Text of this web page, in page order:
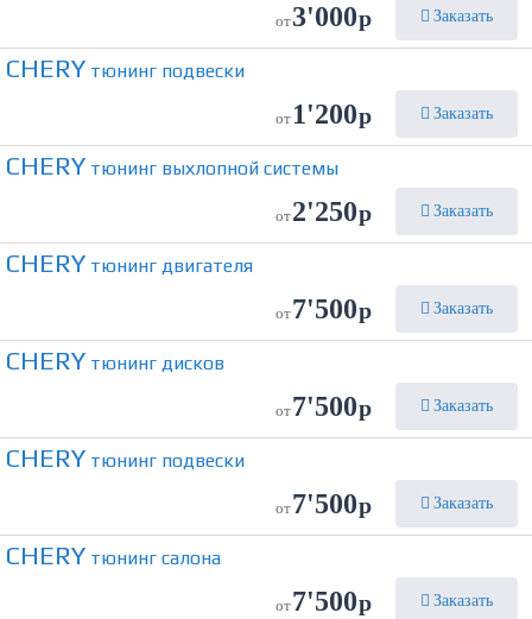
от3'000р Заказать
CHERY тюнинг подвески
от 1'200р Заказать
CHERY тюнинг выхлопной системы
от2'250р Заказать
CHERY тюнинг двигателя
от7'500р Заказать
CHERY тюнинг дисков
от7'500р Заказать
CHERY тюнинг подвески
от7'500р Заказать
CHERY тюнинг салона
от7'500р Заказать